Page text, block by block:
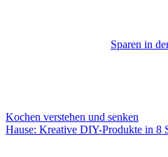
Sparen in
Kochen verstehen und senken
Hause: Kreative DIY-Produkte in 8